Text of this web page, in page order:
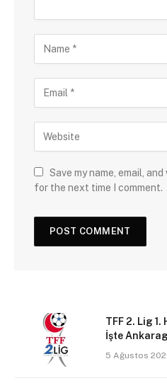
Save my name, email,
for the next time I comment.
TFF 2. Lig
İşte
5 Ağustos